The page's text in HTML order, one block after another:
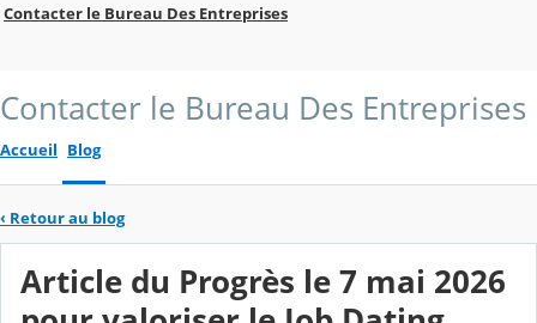
Contacter le Bureau Des Entreprises
Contacter le Bureau Des Entreprises
Accueil Blog
‹ Retour au blog
Article du Progrès le 7 mai 2026